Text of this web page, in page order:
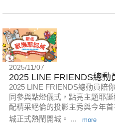
2025/11/07
2025 LINE FRIENDS總
2025 LINE FRIENDS總動員陪
同參與點燈儀式，點亮主題耶
配精采絕倫的投影主秀與今年
城正式熱鬧開城。 ...
more